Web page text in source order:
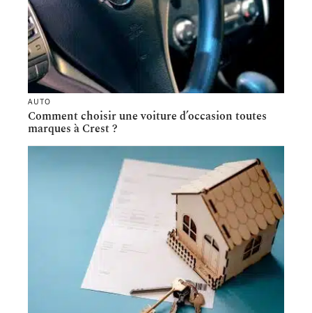
AUTO
Comment choisir une voiture d’occasion toutes
marques à Crest ?